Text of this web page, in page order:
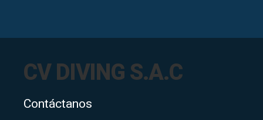
CV DIVING S.A.C
Contáctanos